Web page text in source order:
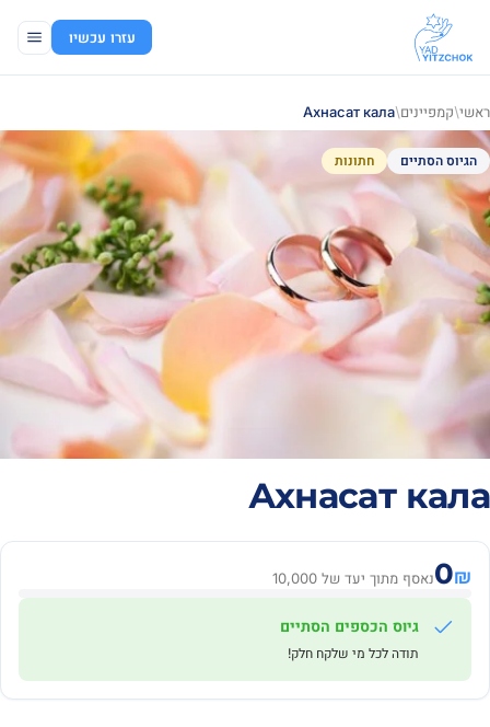
עזרו עכשיו
ראשי/קמפיינים/
Ахнасат кала
Ахнасат кала
הגיוס הסתיים חתונות
₪
0נאסף מתוך יעד של 10,000
גיוס הכספים הסתיים
תודה לכל מי שלקח חלק!